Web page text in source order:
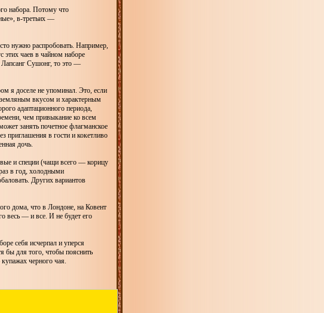
набора. Потому что
в-третьих —
нужно распробовать. Например,
этих чаев в чайном наборе
Лапсанг Сушонг, то это —
я доселе не упоминал. Это, если
вкусом и характерным
адаптационного периода,
чем привыкание ко всем
занять почетное флагманское
приглашения в гости и кокетливо
дочь.
и специи (чащи всего — корицу
в год, холодными
Других вариантов
дома, что в Лондоне, на Ковент
весь — и все. И не будет его
себя исчерпал и уперся
бы для того, чтобы пояснить
черного чая.